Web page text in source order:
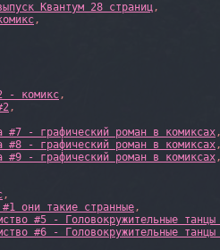
Квантум 28 страниц,
,
- комикс,
,
#7 - графический роман в комиксах
#8 - графический роман в комиксах
#9 - графический роман в комиксах
,
#1 они такие странные,
#5 - Головокружительные
#6 - Головокружительные